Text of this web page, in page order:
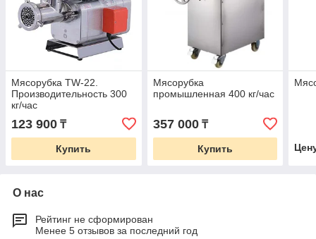
Мясорубка TW-22.
Производительность 300
кг/час
123 900 ₸
Купить
Мясорубка
промышленная 400 кг/час
357 000₸
Купить
О нас
Рейтинг не сформирован
Менее 5 отзывов за последний год